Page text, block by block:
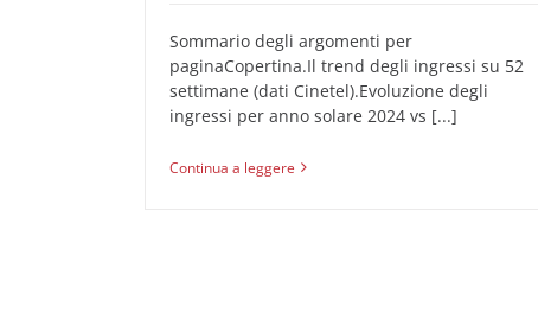
Sommario degli argomenti per
paginaCopertina.Il trend degli ingressi su 52
settimane (dati Cinetel).Evoluzione degli
ingressi per anno solare 2024 vs [...]
Continua a leggere